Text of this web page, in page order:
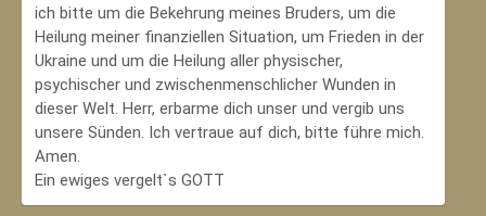
ich bitte um die Bekehrung meines Bruders, um die
Heilung meiner finanziellen Situation, um Frieden in der
Ukraine und um die Heilung aller physischer,
psychischer und zwischenmenschlicher Wunden in
dieser Welt. Herr, erbarme dich unser und vergib uns
unsere Sünden. Ich vertraue auf dich, bitte führe mich.
Amen.
Ein ewiges vergelt`s GOTT